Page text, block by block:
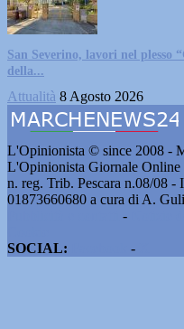
San Severino, lavori nel plesso
della...
Attualità 8 Agosto 2026
L'Opinionista © since 2008 -
L'Opinionista Giornale Online
n. reg. Trib. Pescara n.08/08
01873660680 a cura di A.
-
SOCIAL:
-